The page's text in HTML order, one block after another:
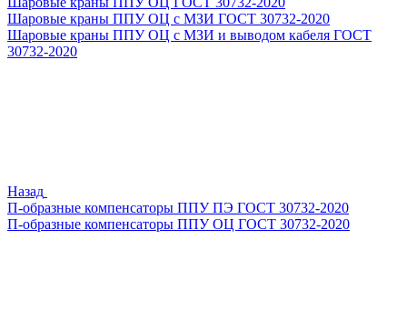
Шаровые краны ППУ ОЦ с МЗИ ГОСТ 30732-2020
Шаровые краны ППУ ОЦ с МЗИ и выводом кабеля ГОСТ
30732-2020
Назад
П-образные компенсаторы ППУ ПЭ ГОСТ 30732-2020
П-образные компенсаторы ППУ ОЦ ГОСТ 30732-2020